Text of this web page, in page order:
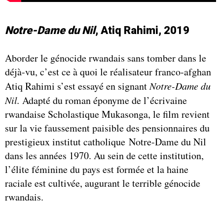
Notre-Dame du Nil, Atiq Rahimi, 2019
Aborder le génocide rwandais sans tomber dans le
déjà-vu, c’est ce à quoi le réalisateur franco-afghan
Atiq Rahimi s’est essayé en signantNotre-Dame du
Nil. Adapté du roman éponyme de l’écrivaine
rwandaise Scholastique Mukasonga, le film revient
sur la vie faussement paisible des pensionnaires du
prestigieux institut catholique Notre-Dame du Nil
dans les années 1970. Au sein de cette institution,
l’élite féminine du pays est formée et la haine
raciale est cultivée, augurant le terrible génocide
rwandais.